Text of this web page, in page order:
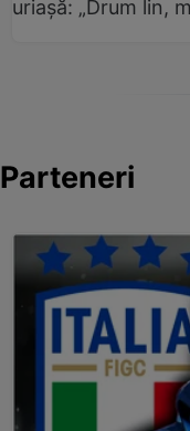
uriașă: „Drum lin,
Parteneri